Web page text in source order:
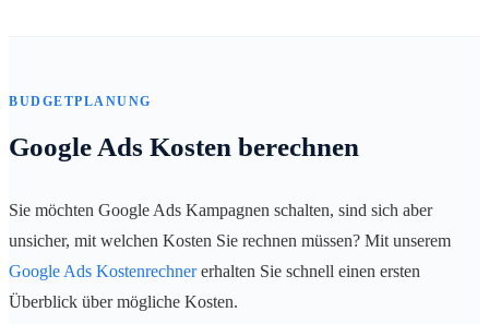
BUDGETPLANUNG
Google Ads Kosten berechnen
Sie möchten Google Ads Kampagnen schalten, sind sich aber
unsicher, mit welchen Kosten Sie rechnen müssen? Mit unserem
Google Ads Kostenrechnererhalten Sie schnell einen ersten
Überblick über mögliche Kosten.